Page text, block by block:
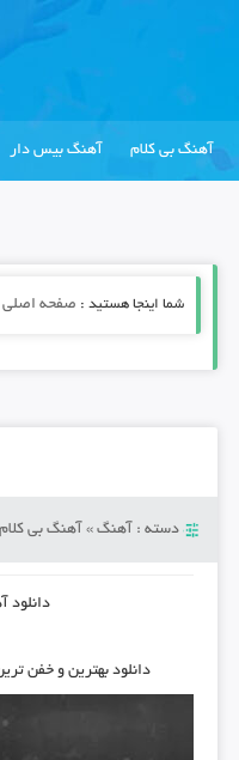
آهنگ بی کلام آهنگ بیس دار
شما اینجا هستید : صفحه اصلی
دسته : آهنگ» آهنگ بی کلام
دانلود
دانلود بهترین و خفن